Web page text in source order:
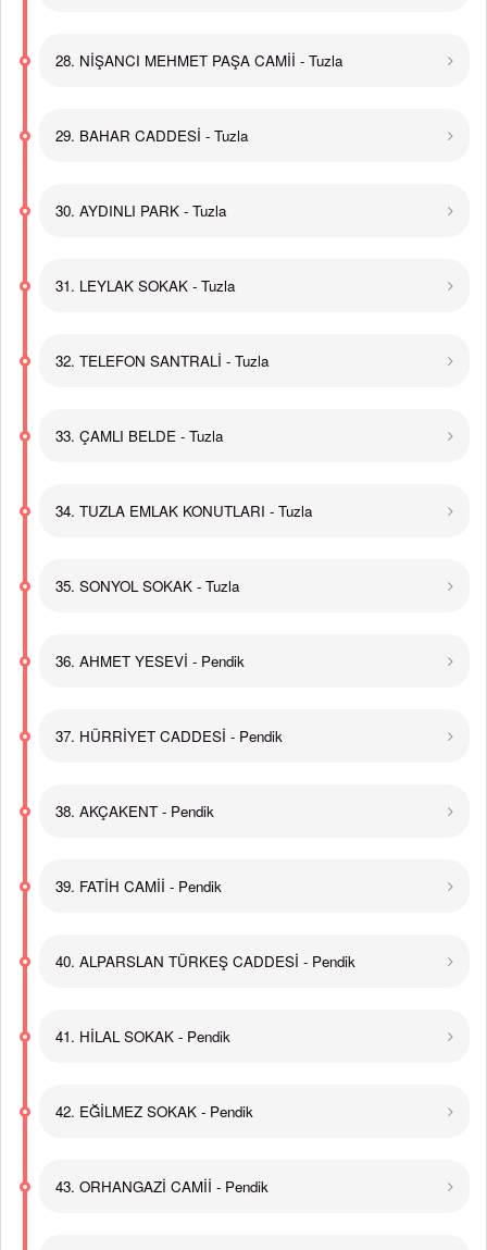
28. NİŞANCI MEHMET PAŞA CAMİİ - Tuzla
29. BAHAR CADDESİ - Tuzla
30. AYDINLI PARK - Tuzla
31. LEYLAK SOKAK - Tuzla
32. TELEFON SANTRALİ - Tuzla
33. ÇAMLI BELDE - Tuzla
34. TUZLA EMLAK KONUTLARI - Tuzla
35. SONYOL SOKAK - Tuzla
36. AHMET YESEVİ - Pendik
37. HÜRRİYET CADDESİ - Pendik
38. AKÇAKENT - Pendik
39. FATİH CAMİİ - Pendik
40. ALPARSLAN TÜRKEŞ CADDESİ - Pendik
41. HİLAL SOKAK - Pendik
42. EĞİLMEZ SOKAK - Pendik
43. ORHANGAZİ CAMİİ - Pendik